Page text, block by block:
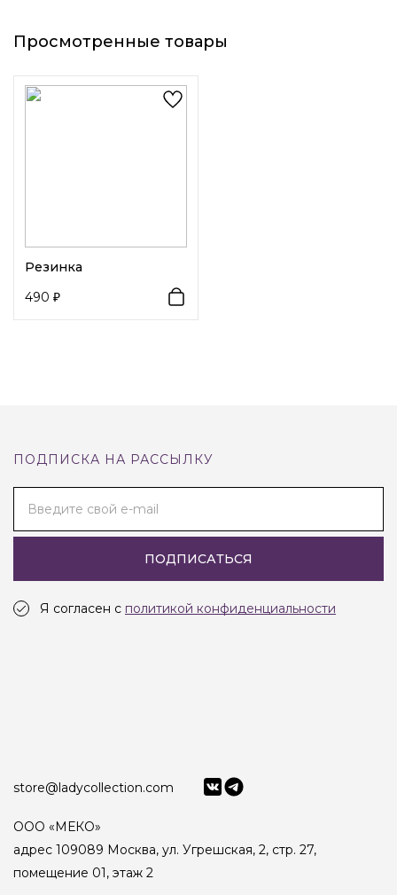
Возраст: Взрослый
материал изделия очень приятный на ощупь, а сама
Оттенок "шоколада" красиво переливается, из-за чего
ваша прическа не останется без внимания.
Просмотренные товары
Резинка
490
ПОДПИСКА НА РАССЫЛКУ
Введите свой e-mail
ПОДПИСАТЬСЯ
Я согласен с политикой конфиденциальности
store@ladycollection.com
ООО «МЕКО»
адрес 109089 Москва, ул. Угрешская, 2, стр. 27,
помещение 01, этаж 2